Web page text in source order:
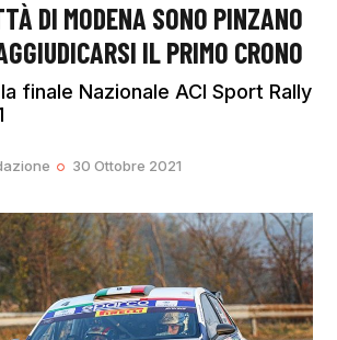
DI MODENA SONO PINZANO
IL PRIMO CRONO
finale Nazionale ACI Sport Rally
30 Ottobre 2021